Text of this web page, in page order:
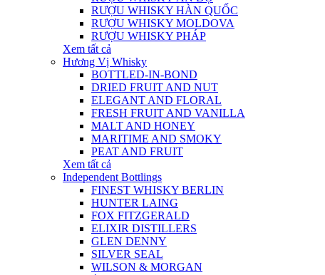
RƯỢU WHISKY HÀN QUỐC
RƯỢU WHISKY MOLDOVA
RƯỢU WHISKY PHÁP
Xem tất cả
Hương Vị Whisky
BOTTLED-IN-BOND
DRIED FRUIT AND NUT
ELEGANT AND FLORAL
FRESH FRUIT AND VANILLA
MALT AND HONEY
MARITIME AND SMOKY
PEAT AND FRUIT
Xem tất cả
Independent Bottlings
FINEST WHISKY BERLIN
HUNTER LAING
FOX FITZGERALD
ELIXIR DISTILLERS
GLEN DENNY
SILVER SEAL
WILSON & MORGAN